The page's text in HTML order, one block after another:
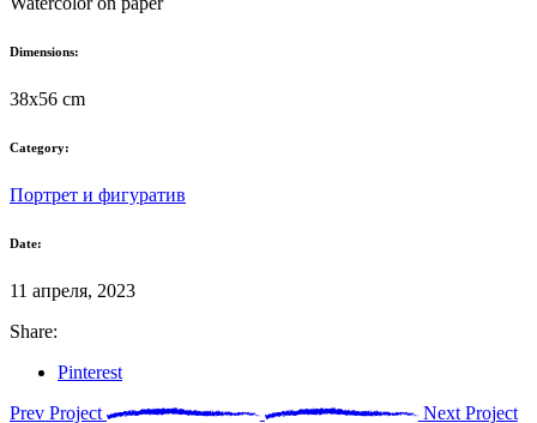
Dimensions:
38x56 cm
Category:
Портрет и фигуратив
Date:
11 апреля, 2023
Share:
Pinterest
Prev Project
Next Project